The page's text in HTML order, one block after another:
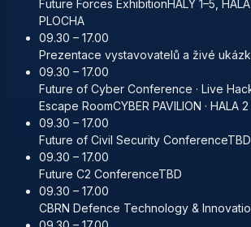
Future Forces ExhibitionHALY 1–5,
PLOCHA
09.30 – 17.00
Prezentace vystavovatelů a živé
09.30 – 17.00
Future of Cyber Conference · Live
Escape RoomCYBER PAVILION · HALA 2
09.30 – 17.00
Future of Civil Security ConferenceTBD
09.30 – 17.00
Future C2 ConferenceTBD
09.30 – 17.00
CBRN Defence Technology &